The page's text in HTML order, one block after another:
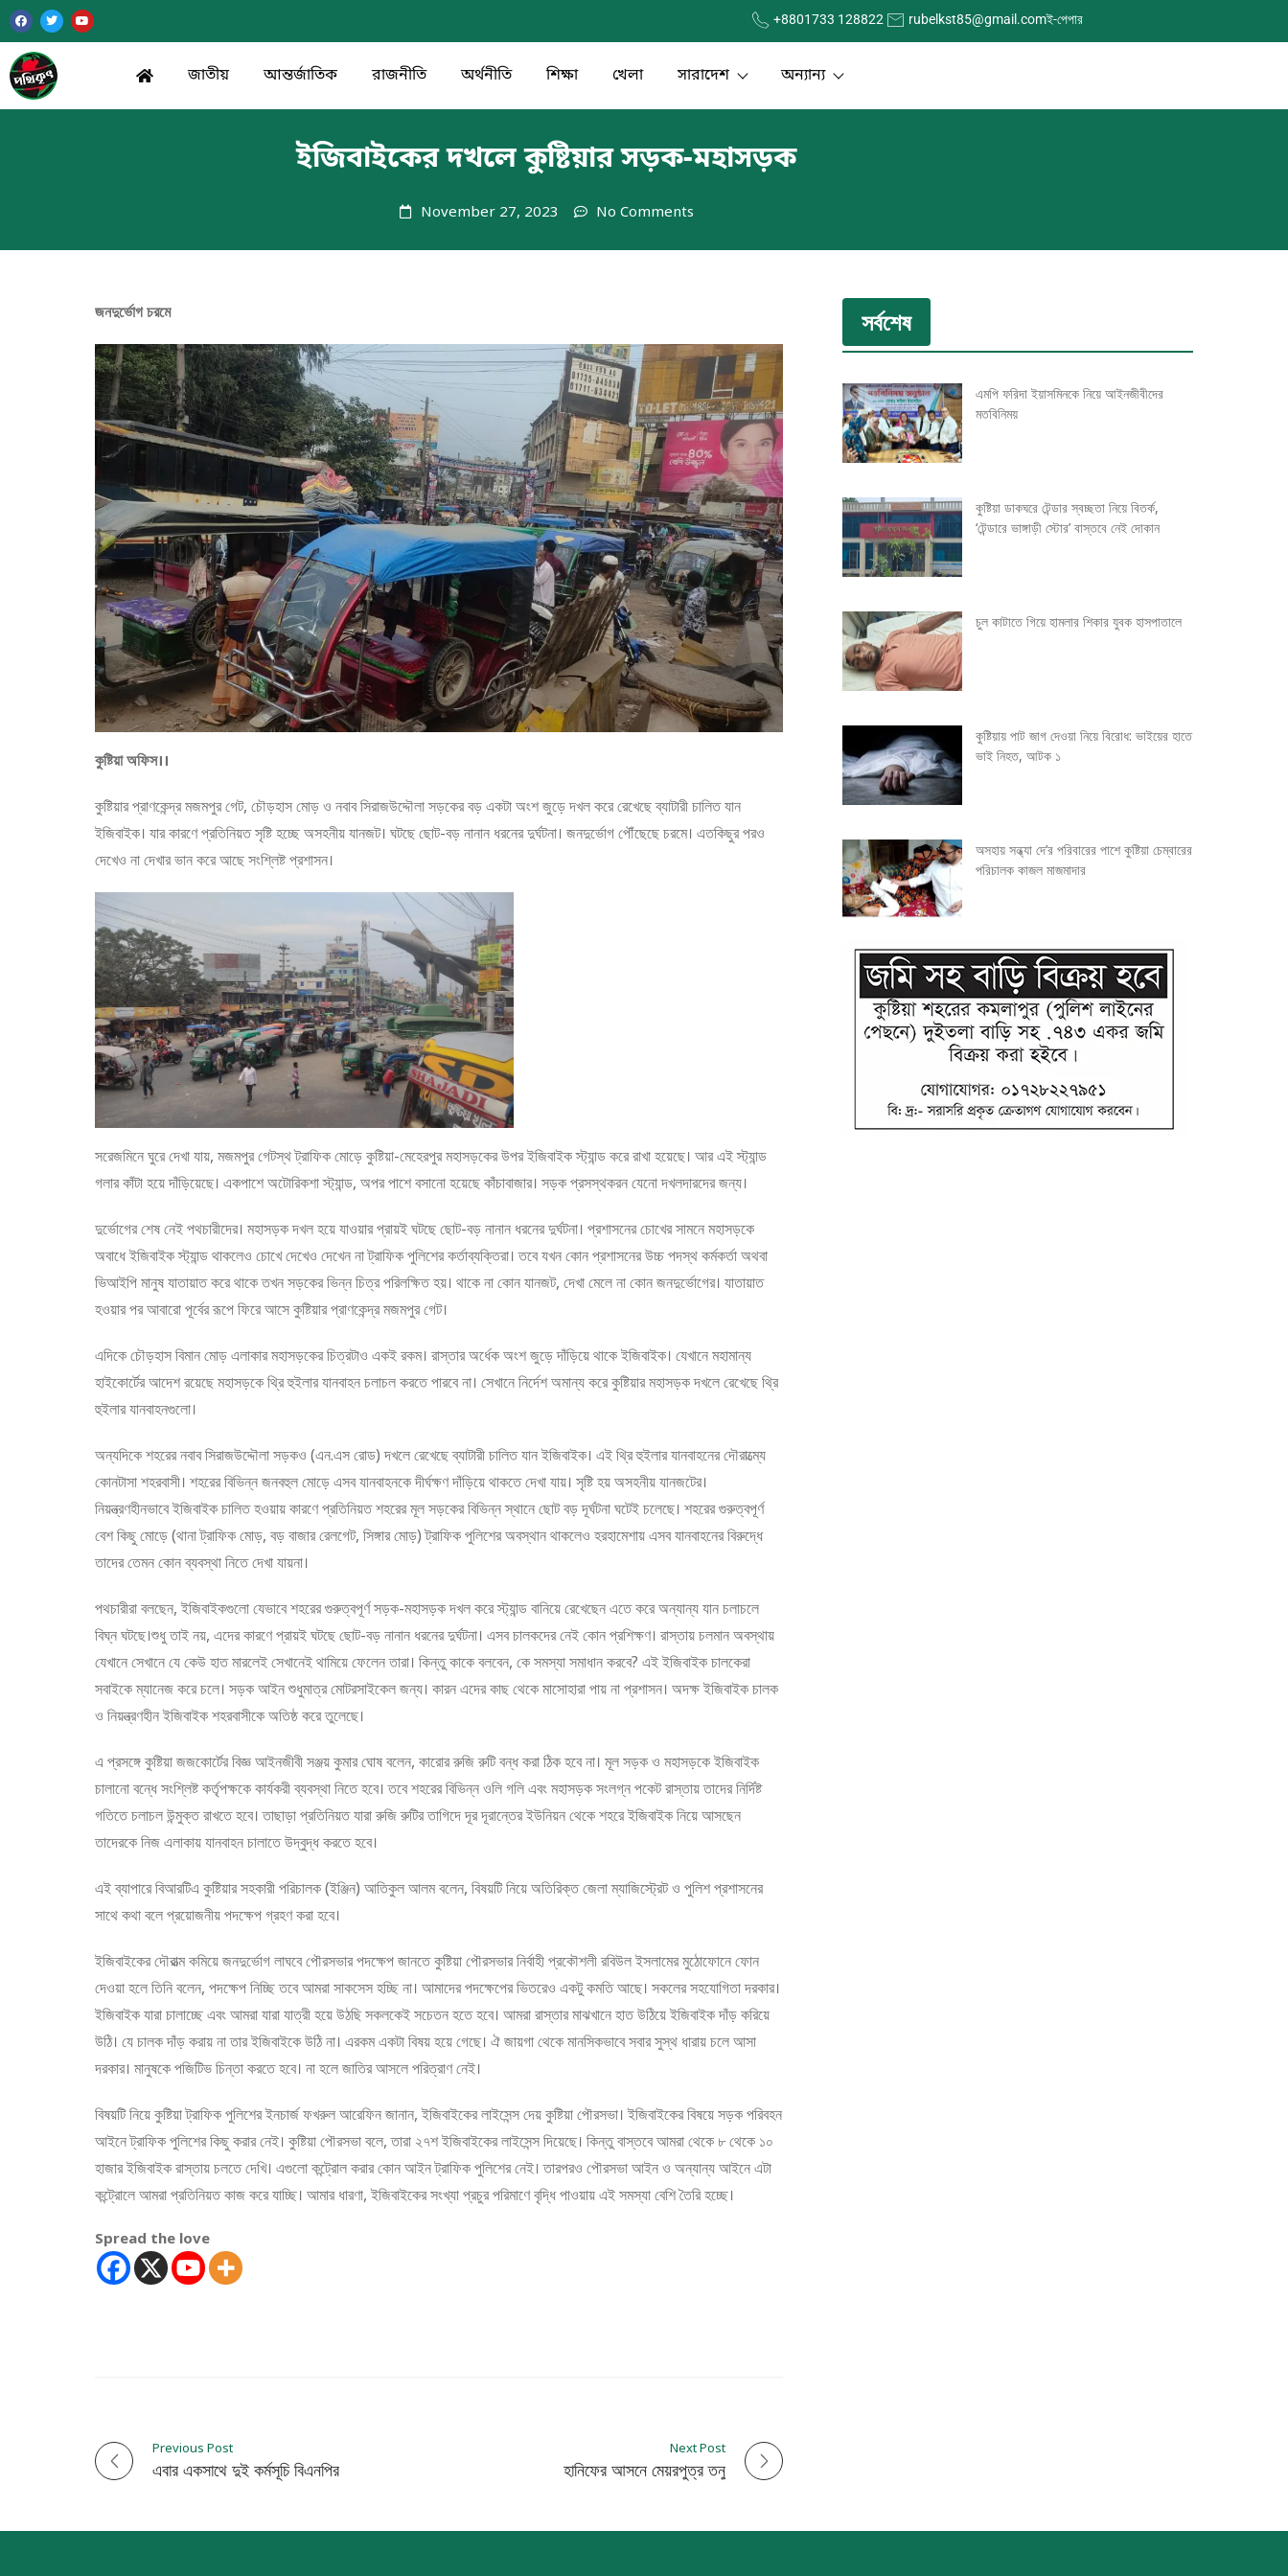
+8801733 128822 rubelkst85@gmail.comই-পেপার
জাতীয় আন্তর্জাতিক রাজনীতি অর্থনীতি শিক্ষা খেলা সারাদেশ অন্যান্য
ইজিবাইকের দখলে কুষ্টিয়ার সড়ক-মহাসড়ক
November 27, 2023 No Comments
জনদুর্ভোগ চরমে
কুষ্টিয়া অফিস।।
কুষ্টিয়ার প্রাণকেন্দ্র মজমপুর গেট, চৌড়হাস মোড় ও নবাব সিরাজউদ্দৌলা সড়কের বড় একটা অংশ জুড়ে দখল করে রেখেছে ব্যাটারী চালিত যান
ইজিবাইক। যার কারণে প্রতিনিয়ত সৃষ্টি হচ্ছে অসহনীয় যানজট। ঘটছে ছোট-বড় নানান ধরনের দুর্ঘটনা। জনদুর্ভোগ পৌঁছেছে চরমে। এতকিছুর পরও
দেখেও না দেখার ভান করে আছে সংশ্লিষ্ট প্রশাসন।
সরেজমিনে ঘুরে দেখা যায়, মজমপুর গেটস্থ ট্রাফিক মোড়ে কুষ্টিয়া-মেহেরপুর মহাসড়কের উপর ইজিবাইক স্ট্যান্ড করে রাখা হয়েছে। আর এই স্ট্যান্ড
গলার কাঁটা হয়ে দাঁড়িয়েছে। একপাশে অটোরিকশা স্ট্যান্ড, অপর পাশে বসানো হয়েছে কাঁচাবাজার। সড়ক প্রসস্থকরন যেনো দখলদারদের জন্য।
দুর্ভোগের শেষ নেই পথচারীদের। মহাসড়ক দখল হয়ে যাওয়ার প্রায়ই ঘটছে ছোট-বড় নানান ধরনের দুর্ঘটনা। প্রশাসনের চোখের সামনে মহাসড়কে
অবাধে ইজিবাইক স্ট্যান্ড থাকলেও চোখে দেখেও দেখেন না ট্রাফিক পুলিশের কর্তাব্যক্তিরা। তবে যখন কোন প্রশাসনের উচ্চ পদস্থ কর্মকর্তা অথবা
ভিআইপি মানুষ যাতায়াত করে থাকে তখন সড়কের ভিন্ন চিত্র পরিলক্ষিত হয়। থাকে না কোন যানজট, দেখা মেলে না কোন জনদুর্ভোগের। যাতায়াত
হওয়ার পর আবারো পূর্বের রূপে ফিরে আসে কুষ্টিয়ার প্রাণকেন্দ্র মজমপুর গেট।
এদিকে চৌড়হাস বিমান মোড় এলাকার মহাসড়কের চিত্রটাও একই রকম। রাস্তার অর্ধেক অংশ জুড়ে দাঁড়িয়ে থাকে ইজিবাইক। যেখানে মহামান্য
হাইকোর্টের আদেশ রয়েছে মহাসড়কে থ্রি হুইলার যানবাহন চলাচল করতে পারবে না। সেখানে নির্দেশ অমান্য করে কুষ্টিয়ার মহাসড়ক দখলে রেখেছে থ্রি
হুইলার যানবাহনগুলো।
অন্যদিকে শহরের নবাব সিরাজউদ্দৌলা সড়কও (এন.এস রোড) দখলে রেখেছে ব্যাটারী চালিত যান ইজিবাইক। এই থ্রি হুইলার যানবাহনের দৌরাত্ম্যে
কোনটাসা শহরবাসী। শহরের বিভিন্ন জনবহুল মোড়ে এসব যানবাহনকে দীর্ঘক্ষণ দাঁড়িয়ে থাকতে দেখা যায়। সৃষ্টি হয় অসহনীয় যানজটের।
নিয়ন্ত্রণহীনভাবে ইজিবাইক চালিত হওয়ায় কারণে প্রতিনিয়ত শহরের মূল সড়কের বিভিন্ন স্থানে ছোট বড় দূর্ঘটনা ঘটেই চলেছে। শহরের গুরুত্বপূর্ণ
বেশ কিছু মোড়ে (থানা ট্রাফিক মোড়, বড় বাজার রেলগেট, সিঙ্গার মোড়) ট্রাফিক পুলিশের অবস্থান থাকলেও হরহামেশায় এসব যানবাহনের বিরুদ্ধে
তাদের তেমন কোন ব্যবস্থা নিতে দেখা যায়না।
পথচারীরা বলছেন, ইজিবাইকগুলো যেভাবে শহরের গুরুত্বপূর্ণ সড়ক-মহাসড়ক দখল করে স্ট্যান্ড বানিয়ে রেখেছেন এতে করে অন্যান্য যান চলাচলে
বিঘ্ন ঘটছে।শুধু তাই নয়, এদের কারণে প্রায়ই ঘটছে ছোট-বড় নানান ধরনের দুর্ঘটনা। এসব চালকদের নেই কোন প্রশিক্ষণ। রাস্তায় চলমান অবস্থায়
যেখানে সেখানে যে কেউ হাত মারলেই সেখানেই থামিয়ে ফেলেন তারা। কিন্তু কাকে বলবেন, কে সমস্যা সমাধান করবে? এই ইজিবাইক চালকেরা
সবাইকে ম্যানেজ করে চলে। সড়ক আইন শুধুমাত্র মোটরসাইকেল জন্য। কারন এদের কাছ থেকে মাসোহারা পায় না প্রশাসন। অদক্ষ ইজিবাইক চালক
ও নিয়ন্ত্রণহীন ইজিবাইক শহরবাসীকে অতিষ্ঠ করে তুলেছে।
এ প্রসঙ্গে কুষ্টিয়া জজকোর্টের বিজ্ঞ আইনজীবী সঞ্জয় কুমার ঘোষ বলেন, কারোর রুজি রুটি বন্ধ করা ঠিক হবে না। মূল সড়ক ও মহাসড়কে ইজিবাইক
চালানো বন্ধে সংশ্লিষ্ট কর্তৃপক্ষকে কার্যকরী ব্যবস্থা নিতে হবে। তবে শহরের বিভিন্ন ওলি গলি এবং মহাসড়ক সংলগ্ন পকেট রাস্তায় তাদের নির্দিষ্ট
গতিতে চলাচল উন্মুক্ত রাখতে হবে। তাছাড়া প্রতিনিয়ত যারা রুজি রুটির তাগিদে দূর দূরান্তের ইউনিয়ন থেকে শহরে ইজিবাইক নিয়ে আসছেন
তাদেরকে নিজ এলাকায় যানবাহন চালাতে উদ্বুদ্ধ করতে হবে।
এই ব্যাপারে বিআরটিএ কুষ্টিয়ার সহকারী পরিচালক (ইঞ্জিন) আতিকুল আলম বলেন, বিষয়টি নিয়ে অতিরিক্ত জেলা ম্যাজিস্ট্রেট ও পুলিশ প্রশাসনের
সাথে কথা বলে প্রয়োজনীয় পদক্ষেপ গ্রহণ করা হবে।
ইজিবাইকের দৌরাত্ম কমিয়ে জনদুর্ভোগ লাঘবে পৌরসভার পদক্ষেপ জানতে কুষ্টিয়া পৌরসভার নির্বাহী প্রকৌশলী রবিউল ইসলামের মুঠোফোনে ফোন
দেওয়া হলে তিনি বলেন, পদক্ষেপ নিচ্ছি তবে আমরা সাকসেস হচ্ছি না। আমাদের পদক্ষেপের ভিতরেও একটু কমতি আছে। সকলের সহযোগিতা দরকার।
ইজিবাইক যারা চালাচ্ছে এবং আমরা যারা যাত্রী হয়ে উঠছি সকলকেই সচেতন হতে হবে। আমরা রাস্তার মাঝখানে হাত উঠিয়ে ইজিবাইক দাঁড় করিয়ে
উঠি। যে চালক দাঁড় করায় না তার ইজিবাইকে উঠি না। এরকম একটা বিষয় হয়ে গেছে। ঐ জায়গা থেকে মানসিকভাবে সবার সুস্থ ধারায় চলে আসা
দরকার। মানুষকে পজিটিভ চিন্তা করতে হবে। না হলে জাতির আসলে পরিত্রাণ নেই।
বিষয়টি নিয়ে কুষ্টিয়া ট্রাফিক পুলিশের ইনচার্জ ফখরুল আরেফিন জানান, ইজিবাইকের লাইসেন্স দেয় কুষ্টিয়া পৌরসভা। ইজিবাইকের বিষয়ে সড়ক পরিবহন
আইনে ট্রাফিক পুলিশের কিছু করার নেই। কুষ্টিয়া পৌরসভা বলে, তারা ২৭শ ইজিবাইকের লাইসেন্স দিয়েছে। কিন্তু বাস্তবে আমরা থেকে ৮ থেকে ১০
হাজার ইজিবাইক রাস্তায় চলতে দেখি। এগুলো কন্ট্রোল করার কোন আইন ট্রাফিক পুলিশের নেই। তারপরও পৌরসভা আইন ও অন্যান্য আইনে এটা
কন্ট্রোলে আমরা প্রতিনিয়ত কাজ করে যাচ্ছি। আমার ধারণা, ইজিবাইকের সংখ্যা প্রচুর পরিমাণে বৃদ্ধি পাওয়ায় এই সমস্যা বেশি তৈরি হচ্ছে।
Spread the love
P
Previous Post
এবার একসাথে দুই কর্মসূচি বিএনপির
Next Post
হানিফের আসনে মেয়রপুত্র তনু
সর্বশেষ
এমপি ফরিদা ইয়াসমিনকে নিয়ে আইনজীবীদের
মতবিনিময়
কুষ্টিয়া ডাকঘরে টেন্ডার স্বচ্ছতা নিয়ে বিতর্ক,
‘টেন্ডারে ভাঙ্গাড়ী স্টোর’ বাস্তবে নেই দোকান
চুল কাটাতে গিয়ে হামলার শিকার যুবক হাসপাতালে
কুষ্টিয়ায় পাট জাগ দেওয়া নিয়ে বিরোধ: ভাইয়ের হাতে
ভাই নিহত, আটক ১
অসহায় সন্ধ্যা দে’র পরিবারের পাশে কুষ্টিয়া চেম্বারের
পরিচালক কাজল মাজমাদার